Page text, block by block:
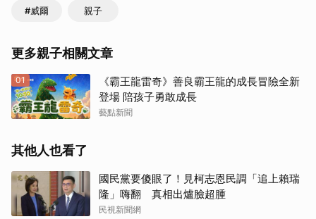
#威爾 親子
更多親子相關文章
01
《霸王龍雷奇》善良霸王龍的成長冒險全新
登場 陪孩子勇敢成長
藝點新聞
其他人也看了
國民黨要傻眼了！見柯志恩民調「追上賴瑞
隆」嗨翻 真相出爐臉超腫
民視新聞網